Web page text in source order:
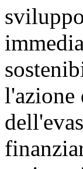
l'azione